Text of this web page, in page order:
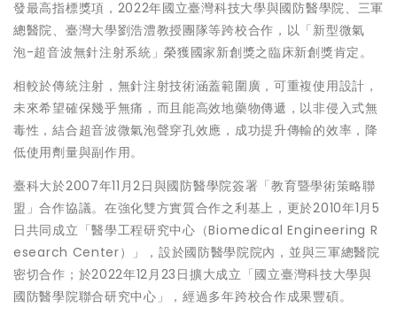
發最高指標獎項，2022年國立臺灣科技大學與國防醫學院、三軍
總醫院、臺灣大學劉浩澧教授團隊等跨校合作，以「新型微氣
泡-超音波無針注射系統」榮獲國家新創獎之臨床新創獎肯定。
相較於傳統注射，無針注射技術涵蓋範圍廣，可重複使用設計，
未來希望確保幾乎無痛，而且能高效地藥物傳遞，以非侵入式無
毒性，結合超音波微氣泡聲穿孔效應，成功提升傳輸的效率，降
低使用劑量與副作用。
臺科大於2007年11月2日與國防醫學院簽署「教育暨學術策略聯
盟」合作協議。在強化雙方實質合作之利基上，更於2010年1月5
日共同成立「醫學工程研究中心（Biomedical Engineering R
esearch Center）」，設於國防醫學院院內，並與三軍總醫院
密切合作；於2022年12月23日擴大成立「國立臺灣科技大學與
國防醫學院聯合研究中心」，經過多年跨校合作成果豐碩。